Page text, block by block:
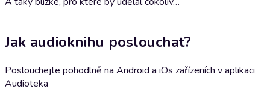
Jak audioknihu poslouchat?
Poslouchejte pohodlně na Android a iOs zařízeních v aplikaci
Audioteka